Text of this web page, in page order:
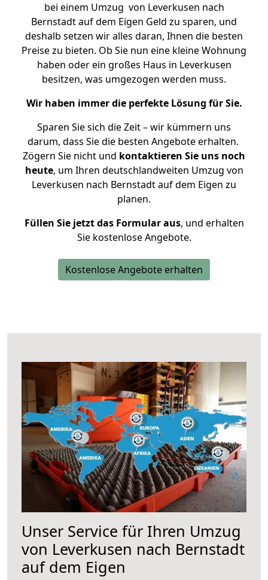
bei einem Umzug von Leverkusen nach
Bernstadt auf dem Eigen Geld zu sparen, und
deshalb setzen wir alles daran, Ihnen die besten
Preise zu bieten. Ob Sie nun eine kleine Wohnung
haben oder ein großes Haus in Leverkusen
besitzen, was umgezogen werden muss.
Wir haben immer die perfekte Lösung für Sie.
Sparen Sie sich die Zeit – wir kümmern uns
darum, dass Sie die besten Angebote erhalten.
Zögern Sie nicht und kontaktieren Sie uns noch
heute, um Ihren deutschlandweiten Umzug von
Leverkusen nach Bernstadt auf dem Eigen zu
planen.
Füllen Sie jetzt das Formular aus, und erhalten
Sie kostenlose Angebote.
Kostenlose Angebote erhalten
Unser Service für Ihren Umzug
von Leverkusen nach Bernstadt
auf dem Eigen